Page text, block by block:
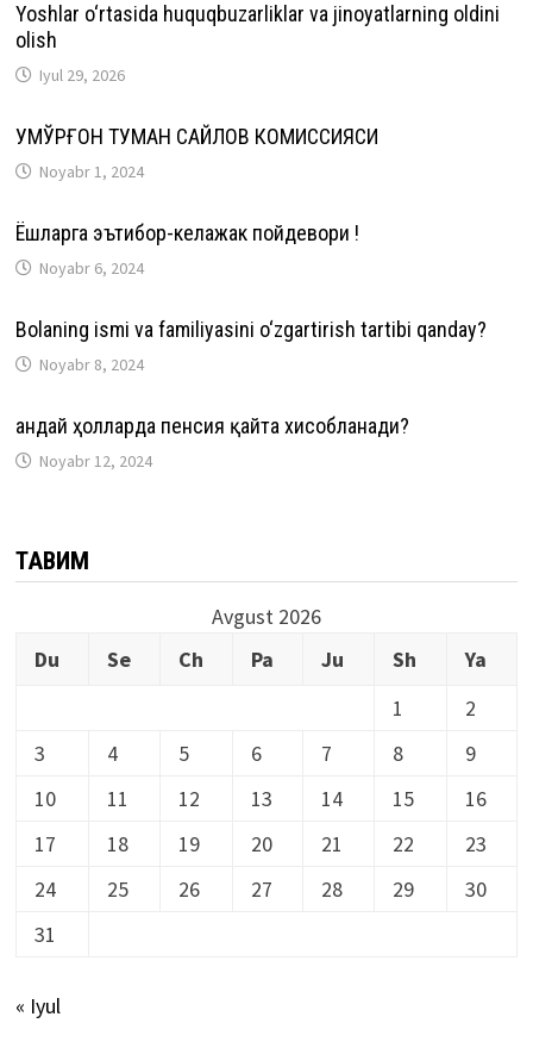
Yoshlar o‘rtasida huquqbuzarliklar va jinoyatlarning oldini
olish
Iyul 29, 2026
ҚУМҚЎРҒОН ТУМАН САЙЛОВ КОМИССИЯСИ
Noyabr 1, 2024
Ёшларга эътибор-келажак пойдевори !
Noyabr 6, 2024
Bolaning ismi va familiyasini o‘zgartirish tartibi qanday?
Noyabr 8, 2024
Қандай ҳолларда пенсия қайта хисобланади?
Noyabr 12, 2024
ТАҚВИМ
Avgust 2026
Du
Se Ch Pa Ju Sh
Ya
1
2
3
4 5 6 7 8
9
10
11 12 13 14 15
16
17
18 19 20 21 22
23
24
25 26 27 28 29
30
31
« Iyul